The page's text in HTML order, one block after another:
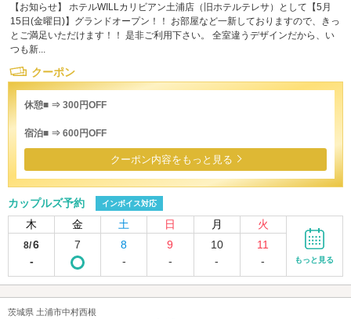
【お知らせ】 ホテルWILLカリビアン土浦店（旧ホテルテレサ）として【5月
15日(金曜日)】グランドオープン！！ お部屋など一新しておりますので、きっ
とご満足いただけます！！ 是非ご利用下さい。 全室違うデザインだから、い
つも新...
クーポン
休憩■ ⇒ 300円OFF
宿泊■ ⇒ 600円OFF
クーポン内容をもっと見る
カップルズ予約 インボイス対応
木 金 土 日 月 火
8/6
-
7
8
-
9
-
10
-
11
-
もっと見る
茨城県 土浦市中村西根